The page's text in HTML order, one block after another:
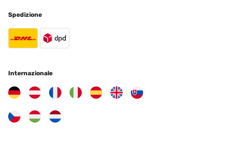
Les produits sont doublement conditionnés et bullés et les vitres
valeur deux affiches d’un désigner, cadeau fait à mon fils qui est en
!
Tradurre
Spedizione
Internazionale